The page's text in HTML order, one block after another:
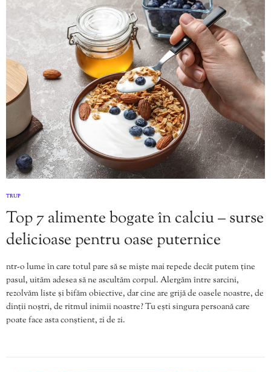
TRUP
Top 7 alimente bogate în calciu – surse
delicioase pentru oase puternice
ntr-o lume în care totul pare să se miște mai repede decât putem ține
pasul, uităm adesea să ne ascultăm corpul. Alergăm între sarcini,
rezolvăm liste și bifăm obiective, dar cine are grijă de oasele noastre, de
dinții noștri, de ritmul inimii noastre? Tu ești singura persoană care
poate face asta conștient, zi de zi.